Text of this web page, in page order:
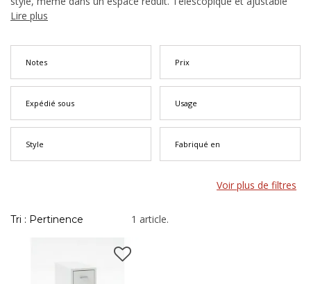
en hauteur, il se glisse au-dessus de la cuvette pour exploiter
fonctionnel, à partir de 150 €, qui transforme la pièce la plus
oubliée de la maison.
Lire plus
Notes Prix
Expédié sous Usage
Style Fabriqué en
Voir plus de filtres
Tri : Pertinence 1 article.